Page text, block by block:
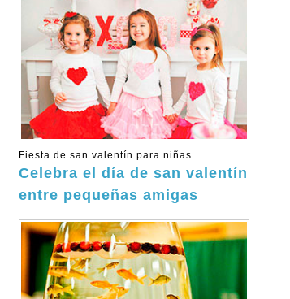
Fiesta de san valentín para niñas
Celebra el día de san valentín
entre pequeñas amigas